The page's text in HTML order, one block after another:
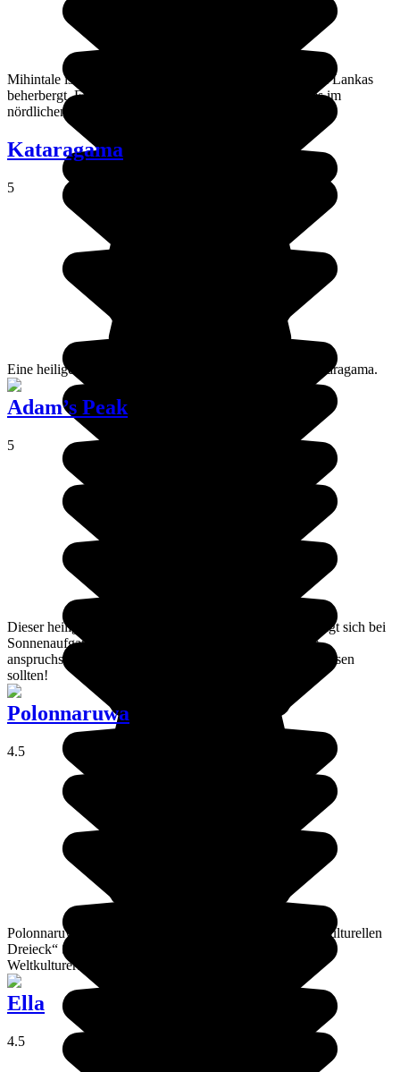
Mihintale ist eine heilige Stätte, die den ältesten Stupa Sri Lankas
beherbergt. Er liegt auf dem Gipfel des Mahinda-Berges im
nördlichen Zentrum der Insel.
Kataragama
5
Eine heilige Stadt für alle Einwohner von Sri Lanka: Kataragama.
Adam’s Peak
5
Dieser heilige Berg, Wallfahrtsort für vier Religionen, zeigt sich bei
Sonnenaufgang in all seiner Pracht. Eine einfache, aber
anspruchsvolle Wanderung, die Sie sich nicht entgehen lassen
sollten!
Polonnaruwa
4.5
Polonnaruwa ist eine historische Stadt und gehört zum „kulturellen
Dreieck“ Sri Lankas. Seit 1982 ist sie im Register des
Weltkulturerbes der UNESCO verzeichnet.
Ella
4.5